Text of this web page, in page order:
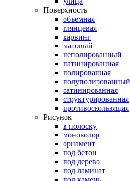
Поверхность
объемная
глянцевая
карвинг
матовый
неполированный
патинированная
полированная
полуполированный
сатинированная
структурированная
противоскользящая
Рисунок
в полоску
моноколор
орнамент
под бетон
под дерево
под ламинат
под камень